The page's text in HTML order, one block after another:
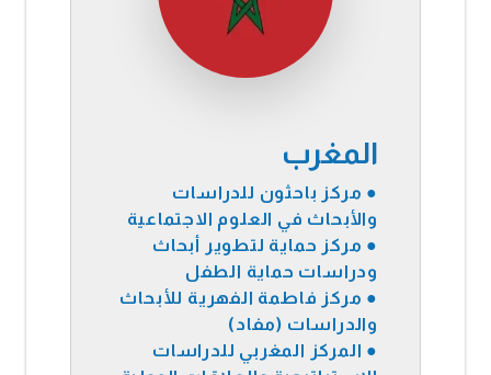
المغرب
● مركز باحثون للدراسات
والأبحاث في العلوم الاجتماعية
● مركز حماية لتطوير أبحاث
ودراسات حماية الطفل
● مركز فاطمة الفهرية للأبحاث
والدراسات (مفاد)
● المركز المغربي للدراسات